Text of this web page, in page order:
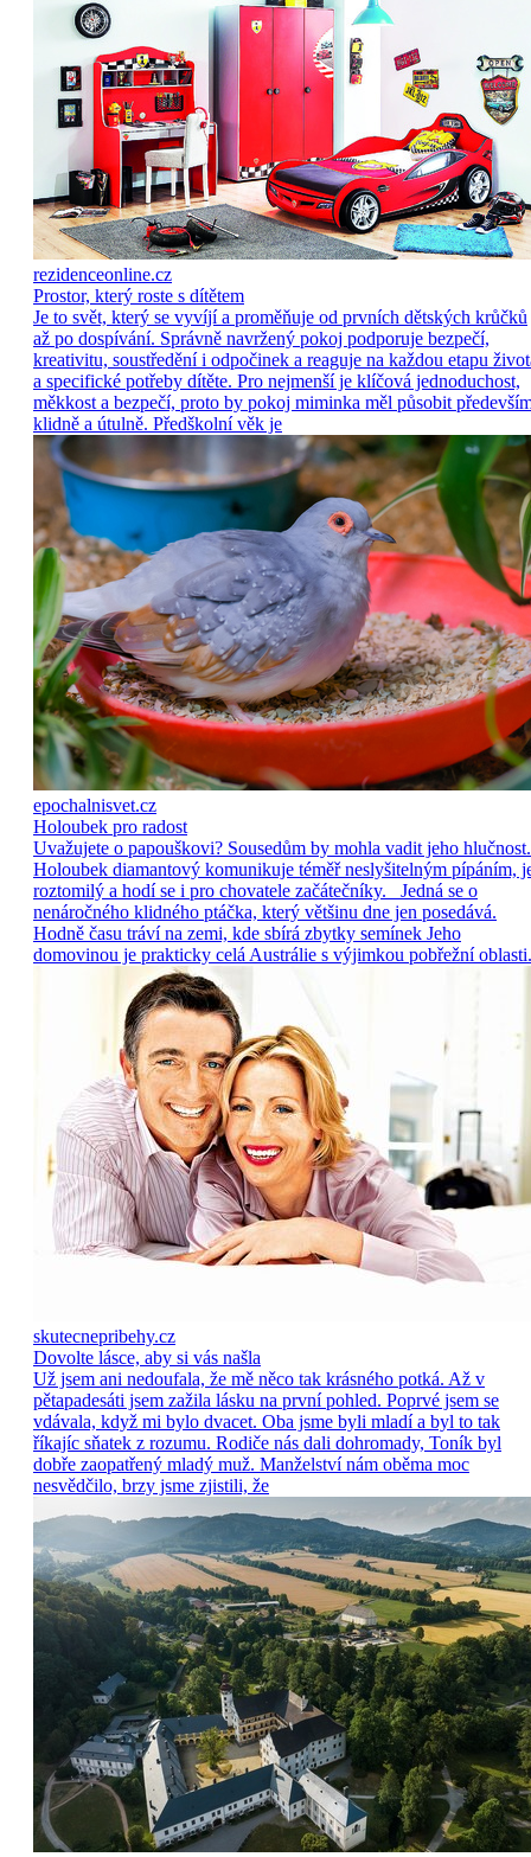
rezidenceonline.cz
Prostor, který roste s dítětem
Je to svět, který se vyvíjí a proměňuje od prvních dětských krůčků
až po dospívání. Správně navržený pokoj podporuje bezpečí,
kreativitu, soustředění i odpočinek a reaguje na každou etapu
a specifické potřeby dítěte. Pro nejmenší je klíčová jednoduchost,
měkkost a bezpečí, proto by pokoj miminka měl působit
klidně a útulně. Předškolní věk je
epochalnisvet.cz
Holoubek pro radost
Uvažujete o papouškovi? Sousedům by mohla vadit jeho hlučnost.
Holoubek diamantový komunikuje téměř neslyšitelným pípáním,
roztomilý a hodí se i pro chovatele začátečníky. Jedná se o
nenáročného klidného ptáčka, který většinu dne jen posedává.
Hodně času tráví na zemi, kde sbírá zbytky semínek Jeho
domovinou je prakticky celá Austrálie s výjimkou pobřežní oblasti.
skutecnepribehy.cz
Dovolte lásce, aby si vás našla
Už jsem ani nedoufala, že mě něco tak krásného potká. Až v
pětapadesáti jsem zažila lásku na první pohled. Poprvé jsem se
vdávala, když mi bylo dvacet. Oba jsme byli mladí a byl to tak
říkajíc sňatek z rozumu. Rodiče nás dali dohromady, Toník byl
dobře zaopatřený mladý muž. Manželství nám oběma moc
nesvědčilo, brzy jsme zjistili, že